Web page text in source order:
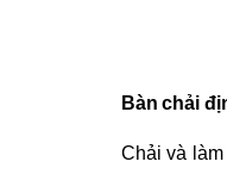
Bàn chải
Chải và